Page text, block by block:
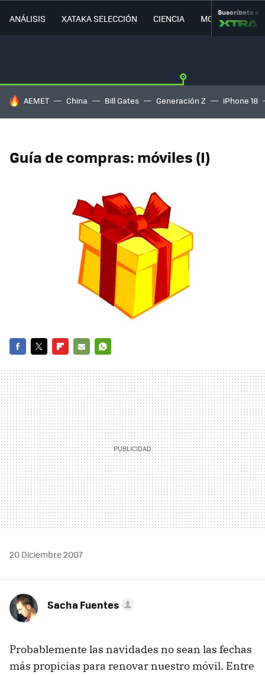
ANÁLISIS XATAKA SELECCIÓN CIENCIA MOVILIDAD
Suscríbete a
HOY SE HABLA DE
AEMET China Bill Gates Generación Z iPhone 18
Guía de compras: móviles (I)
MAIL
20 Diciembre 2007
Sacha Fuentes
Probablemente las navidades no sean las fechas
más propicias para renovar nuestro móvil. Entre